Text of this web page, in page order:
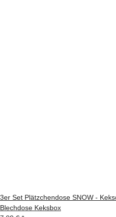
3er Set Plätzchendose SNOW -
Blechdose Keksbox